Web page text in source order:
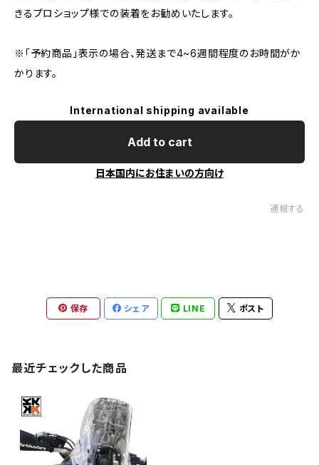
きるプロショップ様での装着をお勧めいたします。
※「予約商品」表示の場合、発送まで4~6週間程度のお時間がか
かります。
International shipping available
Add to cart
日本国内にお住まいの方向け
通報する
保存 シェア LINE ポスト
最近チェックした商品